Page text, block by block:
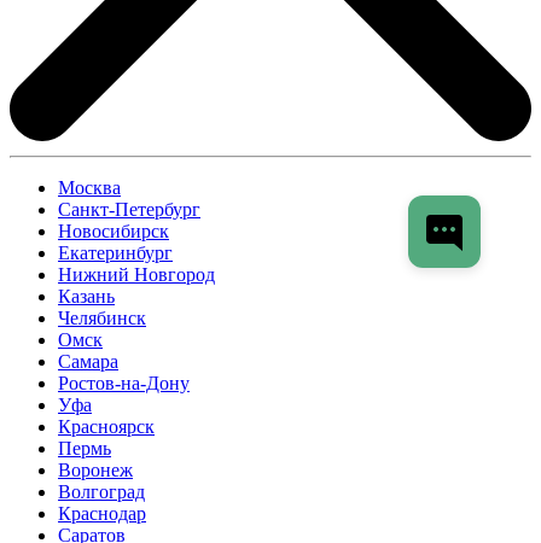
Москва
Санкт-Петербург
Новосибирск
Екатеринбург
Нижний Новгород
Казань
Челябинск
Омск
Самара
Ростов-на-Дону
Уфа
Красноярск
Пермь
Воронеж
Волгоград
Краснодар
Саратов